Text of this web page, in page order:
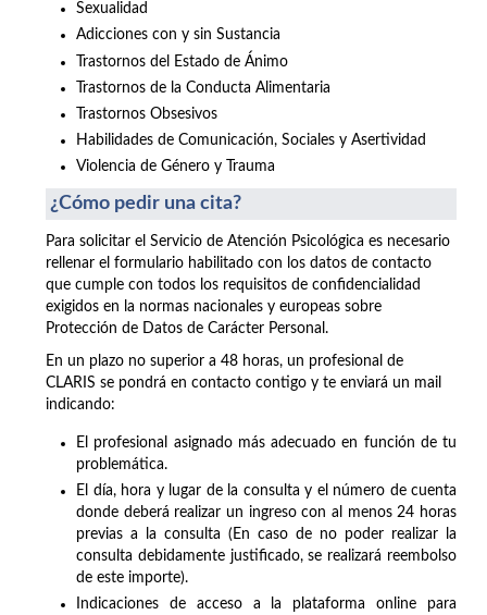
Sexualidad
Adicciones con y sin Sustancia
Trastornos del Estado de Ánimo
Trastornos de la Conducta Alimentaria
Trastornos Obsesivos
Habilidades de Comunicación, Sociales y Asertividad
Violencia de Género y Trauma
¿Cómo pedir una cita?
Para solicitar el Servicio de Atención Psicológica es necesario
rellenar el formulario habilitado con los datos de contacto
que cumple con todos los requisitos de confidencialidad
exigidos en la normas nacionales y europeas sobre
Protección de Datos de Carácter Personal.
En un plazo no superior a 48 horas, un profesional de
CLARIS se pondrá en contacto contigo y te enviará un mail
indicando:
El profesional asignado más adecuado en función de tu
problemática.
El día, hora y lugar de la consulta y el número de cuenta
donde deberá realizar un ingreso con al menos 24 horas
previas a la consulta (En caso de no poder realizar la
consulta debidamente justificado, se realizará reembolso
de este importe).
Indicaciones de acceso a la plataforma online para